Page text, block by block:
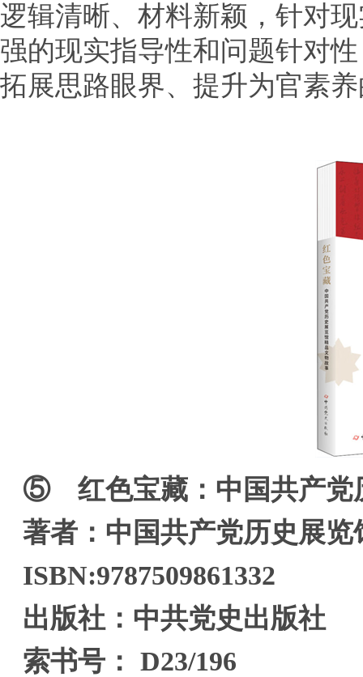
逻辑清晰、材料新颖，针对
强的现实指导性和问题针对
拓展思路眼界、提升为官素
⑤ 红色宝藏：中国共产党
著者：中国共产党历史展览
ISBN:9787509861332
出版社：中共党史出版社
索书号： D23/196